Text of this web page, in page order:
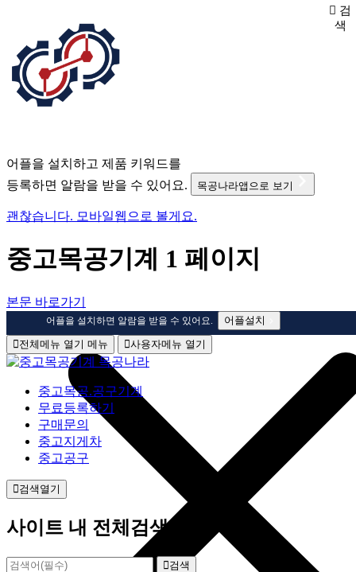
어플을 설치하고 제품 키워드를
등록하면 알람을 받을 수 있어요.
목공나라앱으로 보기
괜찮습니다. 모바일웹으로 볼게요.
중고목공기계 1 페이지
본문 바로가기
어플을 설치하면 알람을 받을 수 있어요.
어플설치
전체메뉴 열기 메뉴 사용자메뉴 열기
중고목공.공구기계
무료등록하기
구매문의
중고지게차
중고공구
검색열기
사이트 내 전체검색
검색
검
색